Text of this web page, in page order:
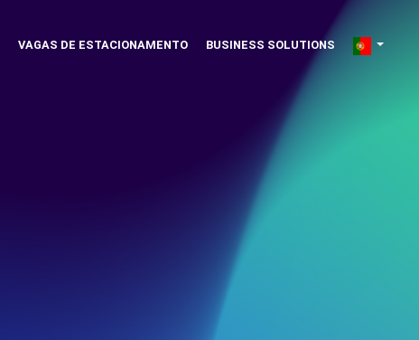
VAGAS DE ESTACIONAMENTO BUSINESS SOLUTIONS